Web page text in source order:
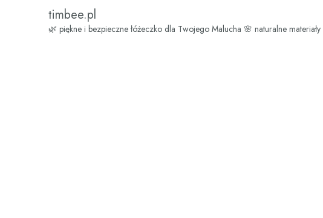
timbee.pl
🌿 piękne i bezpieczne łóżeczko dla Twojego Malucha 🌸 naturalne materiały